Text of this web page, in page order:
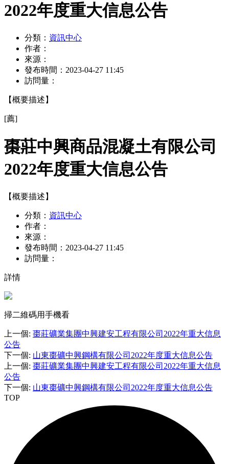
2022年度重大信息公告
分類： 資訊中心
作者：
來源：
發布時間： 2023-04-27 11:45
訪問量：
【概要描述】
[薦]
棗莊中興商品混凝土有限公司
2022年度重大信息公告
【概要描述】
分類： 資訊中心
作者：
來源：
發布時間： 2023-04-27 11:45
訪問量：
詳情
掃二維碼用手機看
上一個: 棗莊礦業集團中興建安工程有限公司2022年重大信息
公告
下一個: 山東棗礦中興鋼構有限公司2022年度重大信息公告
上一個: 棗莊礦業集團中興建安工程有限公司2022年重大信息
公告
下一個: 山東棗礦中興鋼構有限公司2022年度重大信息公告
TOP